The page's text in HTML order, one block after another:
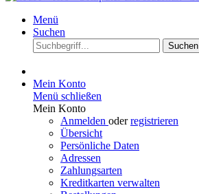
Menü
Suchen
Suchen
Mein Konto
Menü schließen
Mein Konto
Anmelden oderregistrieren
Übersicht
Persönliche Daten
Adressen
Zahlungsarten
Kreditkarten verwalten